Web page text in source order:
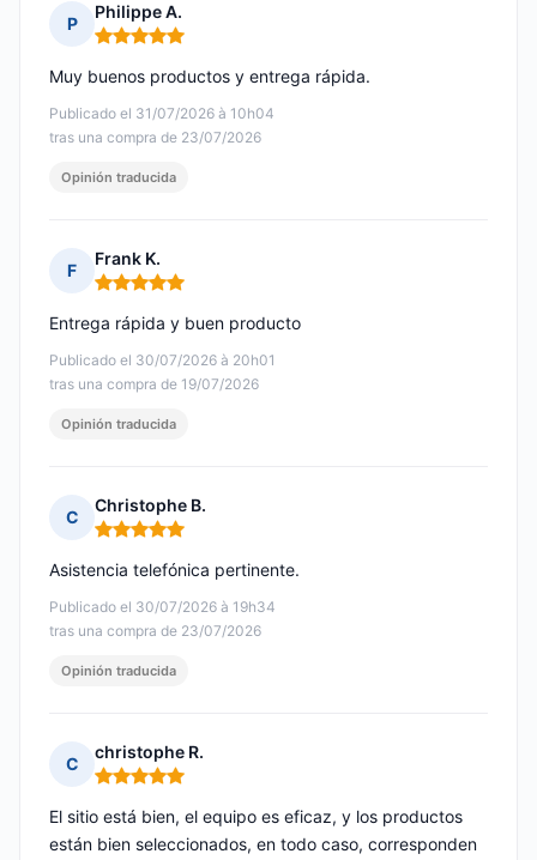
P
Philippe A.
Nota: 5 de 5
Publicado el 31/07/2026 à 10h04
tras una compra de 23/07/2026
Muy buenos productos y entrega rápida.
Opinión traducida
F
Frank K.
Nota: 5 de 5
Publicado el 30/07/2026 à 20h01
tras una compra de 19/07/2026
Entrega rápida y buen producto
Opinión traducida
C
Christophe B.
Nota: 5 de 5
Publicado el 30/07/2026 à 19h34
tras una compra de 23/07/2026
Asistencia telefónica pertinente.
Opinión traducida
C
christophe R.
Nota: 5 de 5
El sitio está bien, el equipo es eficaz, y los productos
están bien seleccionados, en todo caso, corresponden